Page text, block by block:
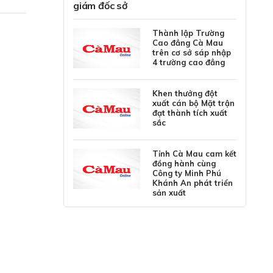
giám đốc sở
Thành lập Trường
Cao đẳng Cà Mau
trên cơ sở sáp nhập
4 trường cao đẳng
Khen thưởng đột
xuất cán bộ Mặt trận
đạt thành tích xuất
sắc
Tỉnh Cà Mau cam kết
đồng hành cùng
Công ty Minh Phú
Khánh An phát triển
sản xuất